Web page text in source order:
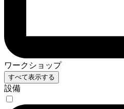
ワークショップ
すべて表示する
設備